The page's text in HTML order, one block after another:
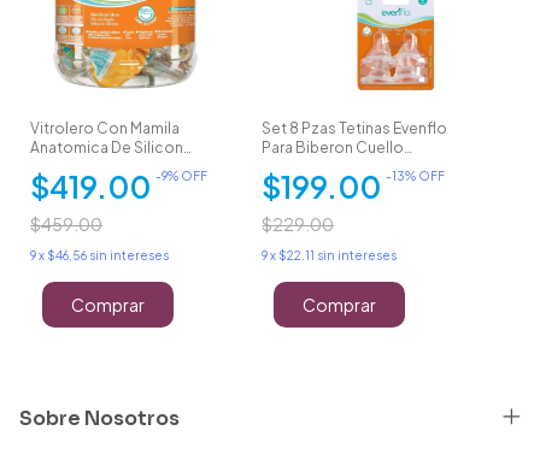
Vitrolero Con Mamila
Anatomica De Silicon
$419.00 -9% OFF
$459.00
9x $46.56 sin intereses
Comprar
Set 8 Pzas Tetinas Evenflo
Para Biberon Cuello
$199.00-13% OFF
$229.00
9 x $22.11 sin intereses
Sobre Nosotros